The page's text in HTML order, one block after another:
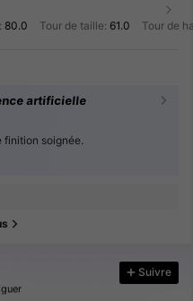
80.0 Tour de taille: 61.0 Tour de
artificielle
finition soignée.
Suivre